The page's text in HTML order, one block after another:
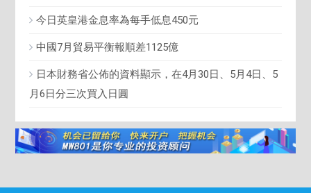
今日英皇港金息率為每手低息450元
中國7月貿易平衡報順差1125億
日本財務省公佈的資料顯示，在4月30日、5月4日、5
月6日分三次買入日圓